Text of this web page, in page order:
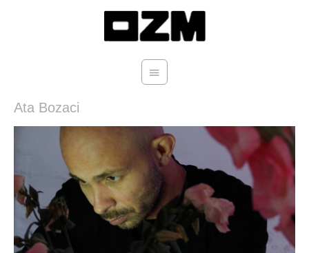
Hauptmenü
Ata Bozaci